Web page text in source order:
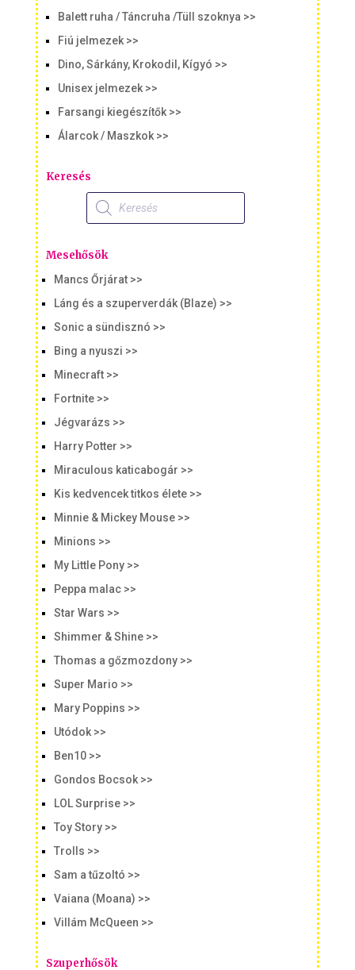
Balett ruha / Táncruha /Tüll szoknya >>
Fiú jelmezek >>
Dino, Sárkány, Krokodil, Kígyó >>
Unisex jelmezek >>
Farsangi kiegészítők >>
Álarcok / Maszkok >>
Keresés
Products
search
Mesehősök
Mancs Őrjárat >>
Láng és a szuperverdák (Blaze) >>
Sonic a sündisznó >>
Bing a nyuszi >>
Minecraft >>
Fortnite >>
Jégvarázs >>
Harry Potter >>
Miraculous katicabogár >>
Kis kedvencek titkos élete >>
Minnie & Mickey Mouse >>
Minions >>
My Little Pony >>
Peppa malac >>
Star Wars >>
Shimmer & Shine >>
Thomas a gőzmozdony >>
Super Mario >>
Mary Poppins >>
Utódok >>
Ben10 >>
Gondos Bocsok >>
LOL Surprise >>
Toy Story >>
Trolls >>
Sam a tűzoltó >>
Vaiana (Moana) >>
Villám McQueen >>
Szuperhősök